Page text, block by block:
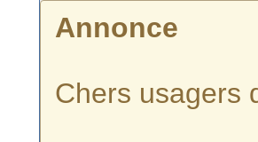
Annonce
Chers usagers